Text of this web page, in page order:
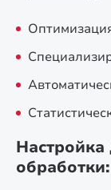
обработки: